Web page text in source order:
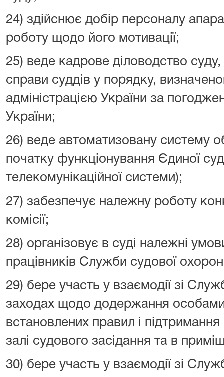
24) здійснює добір персоналу
роботу щодо його мотивації;
25) веде кадрове діловодство
справи суддів у порядку,
адміністрацією України за
України;
26) веде автоматизовану систему
початку функціонування Єдиної
телекомунікаційної системи);
27) забезпечує належну роботу
комісії;
28) організовує в суді належні
працівників Служби судової
29) бере участь у взаємодії зі
заходах щодо додержання
встановлених правил і
залі судового засідання та в
30) бере участь у взаємодії зі